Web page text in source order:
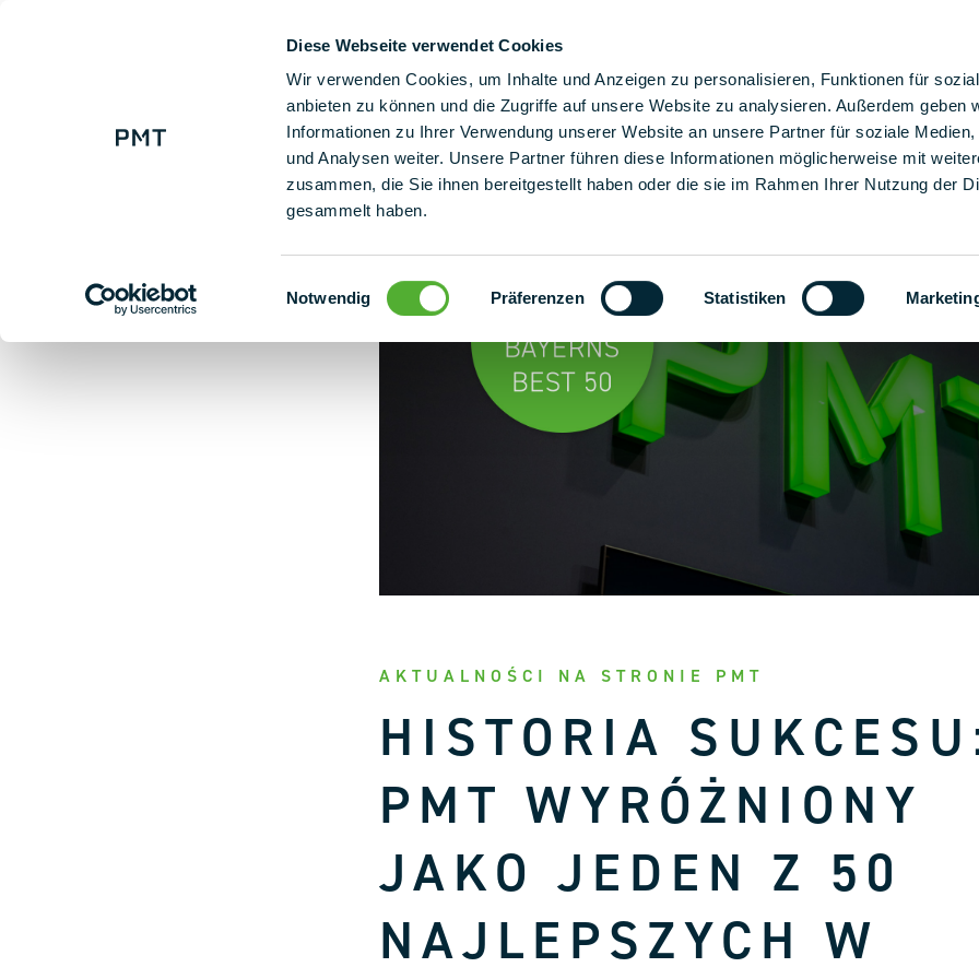
Diese Webseite verwendet Cookies
Wir verwenden Cookies, um Inhalte und Anzeigen zu personalisieren, Funktionen für
anbieten zu können und die Zugriffe auf unsere Website zu analysieren. Außerdem geben
Informationen zu Ihrer Verwendung unserer Website an unsere Partner für soziale Medien,
und Analysen weiter. Unsere Partner führen diese Informationen möglicherweise mit
zusammen, die Sie ihnen bereitgestellt haben oder die sie im Rahmen Ihrer Nutzung der
gesammelt haben.
Einwilligungsauswahl
Notwendig Präferenzen Statistiken
+ 49 (0) 9225 95500 Nasze rozwiązania montażowe
Historia sukcesu: PMT wyróżniony jako jeden z 50 najlepszych w Bawarii
AKTUALNOŚCI NA STRONIE PMT
HISTORIA
PMT WYRÓŻNIONY
JAKO JEDEN Z 50
NAJLEPSZYCH W